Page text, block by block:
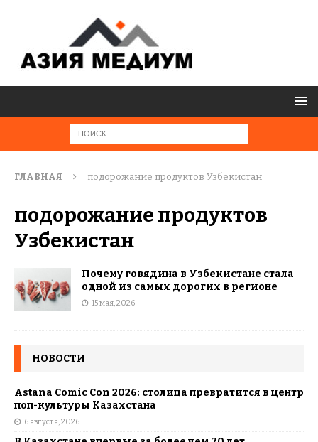
ГЛАВНАЯ подорожание продуктов Узбекистан
подорожание продуктов
Узбекистан
Почему говядина в Узбекистане стала
одной из самых дорогих в регионе
15 мая, 2026
НОВОСТИ
Astana Comic Con 2026: столица превратится в центр
поп-культуры Казахстана
6 августа, 2026